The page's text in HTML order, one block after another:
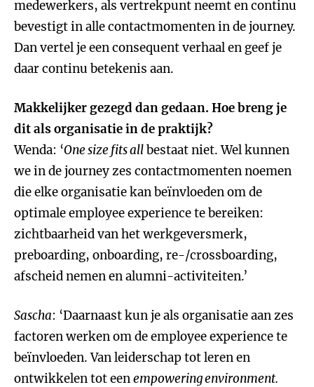
medewerkers, als vertrekpunt neemt en continu
bevestigt in alle contactmomenten in de journey.
Dan vertel je een consequent verhaal en geef je
daar continu betekenis aan.
Makkelijker gezegd dan gedaan. Hoe breng je
dit als organisatie in de praktijk?
Wenda: ‘One size fits allbestaat niet. Wel kunnen
we in de journey zes contactmomenten noemen
die elke organisatie kan beïnvloeden om de
optimale employee experience te bereiken:
zichtbaarheid van het werkgeversmerk,
preboarding, onboarding, re-/crossboarding,
afscheid nemen en alumni-activiteiten.’
Sascha: ‘Daarnaast kun je als organisatie aan zes
factoren werken om de employee experience te
beïnvloeden. Van leiderschap tot leren en
ontwikkelen tot eenempowering environment.